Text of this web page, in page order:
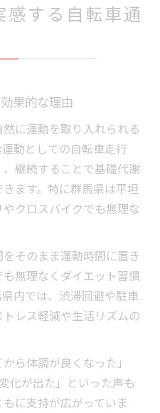
する自転車通
果的な理由
に運動を取り入れられる
動としての自転車走行
継続することで基礎代謝
ます。特に群馬県は平坦
クロスバイクでも無理な
そのまま運動時間に置き
無理なくダイエット習慣
内では、渋滞回避や駐車
レス軽減や生活リズムの
ら体調が良くなった」
化が出た」といった声も
に支持が広がっていま